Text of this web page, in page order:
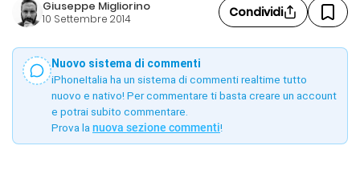
Giuseppe Migliorino
10 Settembre 2014 Condividi
Nuovo sistema di commenti
iPhoneItalia ha un sistema di commenti realtime tutto
nuovo e nativo! Per commentare ti basta creare un account
e potrai subito commentare.
Prova la nuova sezione commenti!